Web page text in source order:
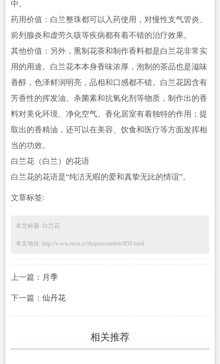
中。
药用价值：白兰整珠都可以入药使用，对慢性支气管炎、
前列腺炎和虚劳久咳等疾病都有着不错的治疗效果。
其他价值：另外，熏制花茶和制作香料都是白兰花非常实
用的用途。白兰花本本身香味浓厚，泡制的茶品也是滋味
香醇，色泽鲜润明亮，品相和口感都不错。白兰花因含有
芳香性的挥发油、杀菌素和抗氧化剂等物质，制作出的香
料对美化环境、净化空气、香化居室有着独特的作用；提
取出的香精油，还可以在美容、饮食和医疗等方面发挥相
当的功效。
白兰花（白兰）的花语
白兰花的花语是“纯洁无暇的爱和真挚无比的情谊”。
文章标签:
本文标题: 白兰花
本文地址: http://www.rixia.cc/daquan/muben/859.html
上一篇： 月季
下一篇： 仙丹花
相关推荐